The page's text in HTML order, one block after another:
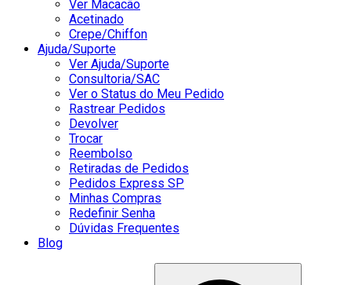
Ver Macacão
Acetinado
Crepe/Chiffon
Ajuda/Suporte
Ver Ajuda/Suporte
Consultoria/SAC
Ver o Status do Meu Pedido
Rastrear Pedidos
Devolver
Trocar
Reembolso
Retiradas de Pedidos
Pedidos Express SP
Minhas Compras
Redefinir Senha
Dúvidas Frequentes
Blog